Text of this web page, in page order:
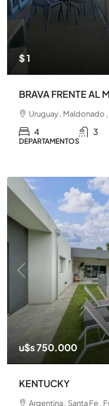
$ 1
BRAVA FRENTE AL
Uruguay , Maldonado ,
4 3
DEPARTAMENTOS
u$s 750.000
KENTUCKY
Argentina , Santa Fe ,